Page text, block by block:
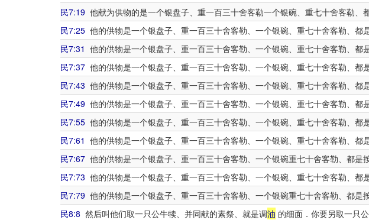
民7:19 他献为供物的是一个银盘子、重一百三十舍客勒一个银碗、重七十舍客勒、
民7:25 他的供物是一个银盘子、重一百三十舍客勒、一个银碗、重七十舍客勒、都
民7:31 他的供物是一个银盘子、重一百三十舍客勒、一个银碗、重七十舍客勒、都
民7:37 他的供物是一个银盘子、重一百三十舍客勒、一个银碗、重七十舍客勒、都
民7:43 他的供物是一个银盘子、重一百三十舍客勒、一个银碗、重七十舍客勒、都
民7:49 他的供物是一个银盘子、重一百三十舍客勒、一个银碗、重七十舍客勒、都
民7:55 他的供物是一个银盘子、重一百三十舍客勒、一个银碗、重七十舍客勒、都
民7:61 他的供物是一个银盘子、重一百三十舍客勒、一个银碗、重七十舍客勒、都
民7:67 他的供物是一个银盘子、重一百三十舍客勒、一个银碗重七十舍客勒、都是
民7:73 他的供物是一个银盘子、重一百三十舍客勒、一个银碗、重七十舍客勒、都
民7:79 他的供物是一个银盘子、重一百三十舍客勒、一个银碗重七十舍客勒、都是
民8:8 然后叫他们取一只公牛犊、并同献的素祭、就是调油 的细面．你要另取一只